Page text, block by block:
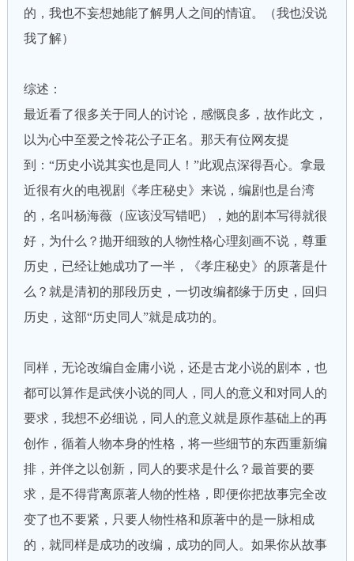
的，我也不妄想她能了解男人之间的情谊。（我也没说
我了解）
综述：
最近看了很多关于同人的讨论，感慨良多，故作此文，
以为心中至爱之怜花公子正名。那天有位网友提
到：“历史小说其实也是同人！”此观点深得吾心。拿最
近很有火的电视剧《孝庄秘史》来说，编剧也是台湾
的，名叫杨海薇（应该没写错吧），她的剧本写得就很
好，为什么？抛开细致的人物性格心理刻画不说，尊重
历史，已经让她成功了一半，《孝庄秘史》的原著是什
么？就是清初的那段历史，一切改编都缘于历史，回归
历史，这部“历史同人”就是成功的。
同样，无论改编自金庸小说，还是古龙小说的剧本，也
都可以算作是武侠小说的同人，同人的意义和对同人的
要求，我想不必细说，同人的意义就是原作基础上的再
创作，循着人物本身的性格，将一些细节的东西重新编
排，并伴之以创新，同人的要求是什么？最首要的要
求，是不得背离原著人物的性格，即便你把故事完全改
变了也不要紧，只要人物性格和原著中的是一脉相成
的，就同样是成功的改编，成功的同人。如果你从故事